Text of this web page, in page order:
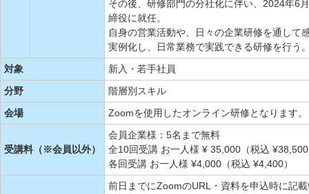
その後、研修部門の分社化に伴い、2024年6
締役に就任。
自身の営業活動や、日々の企業研修を通して
実例化し、日常業務で実践できる研修を行う
対象
新入・若手社員
分野
階層別スキル
会場
Zoomを使用したオンライン研修となります。
受講料（※会員以外）
会員企業様：5名まで無料
全10回受講 お一人様 ¥ 35,000（税込
各回受講 お一人様 ¥4,000（税込 ¥4,400）
前日までにZoomのURL・資料を申込時に記